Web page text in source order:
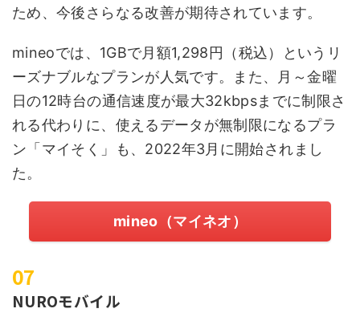
ため、今後さらなる改善が期待されています。
mineoでは、1GBで月額1,298円（税込）というリ
ーズナブルなプランが人気です。また、月～金曜
日の12時台の通信速度が最大32kbpsまでに制限さ
れる代わりに、使えるデータが無制限になるプラ
ン「マイそく」も、2022年3月に開始されまし
た。
mineo（マイネオ）
NUROモバイル